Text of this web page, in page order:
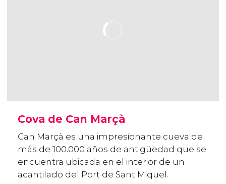
Cova de Can Marçà
Can Marçà es una impresionante cueva de
más de 100.000 años de antigüedad que se
encuentra ubicada en el interior de un
acantilado del Port de Sant Miquel.